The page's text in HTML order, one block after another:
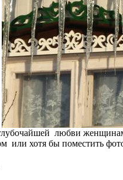
любви
или хотя бы поместить